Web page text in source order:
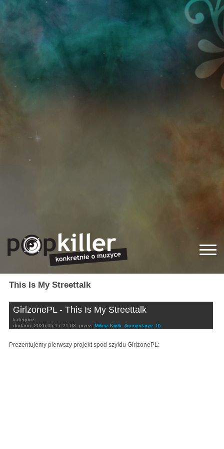
This Is My Streettalk
GirlzonePL - This Is My Streettalk
kategorie:
dodano: 2026-05-17 21:03 przez: Miłosz Kiełb (komentarze: 0)
Prezentujemy pierwszy projekt spod szyldu GirlzonePL: